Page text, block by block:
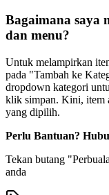
Bagaimana saya
dan menu?
Untuk melampirkan
pada "Tambah ke
dropdown kategori
klik simpan. Kini, item
yang dipilih.
Perlu Bantuan?
Tekan butang
anda